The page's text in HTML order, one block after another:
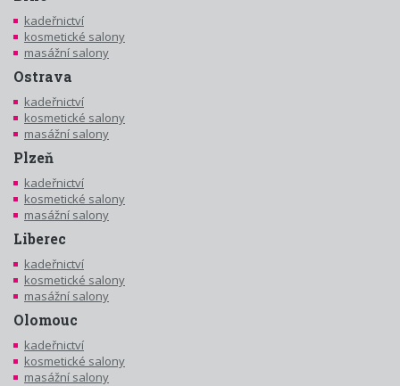
kadeřnictví
kosmetické salony
masážní salony
Ostrava
kadeřnictví
kosmetické salony
masážní salony
Plzeň
kadeřnictví
kosmetické salony
masážní salony
Liberec
kadeřnictví
kosmetické salony
masážní salony
Olomouc
kadeřnictví
kosmetické salony
masážní salony